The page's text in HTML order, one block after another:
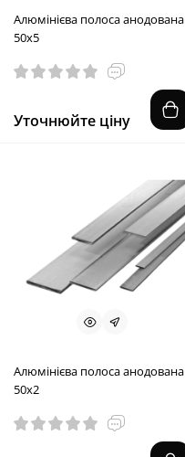
Алюмінієва полоса анодована
50х5
Уточнюйте ціну
Алюмінієва полоса анодована
50х2